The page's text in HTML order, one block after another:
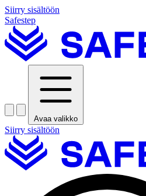
Siirry sisältöön
Safestep
Avaa valikko
Siirry sisältöön